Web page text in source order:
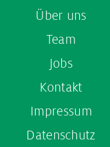
Über uns
Team
Jobs
Kontakt
Impressum
Datenschutz